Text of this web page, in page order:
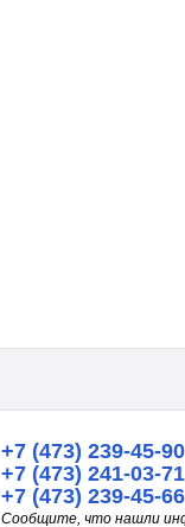
+7 (473) 239-45-90
+7 (473) 241-03-71
+7 (473) 239-45-66
Сообщите, что нашли